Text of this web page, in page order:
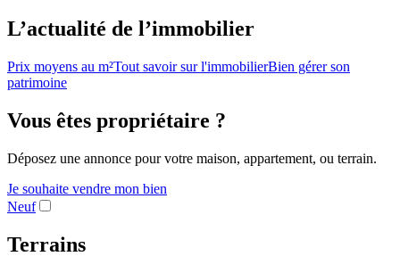
L’actualité de l’immobilier
Prix moyens au m²Tout savoir sur l'immobilierBien gérer son
patrimoine
Vous êtes propriétaire ?
Déposez une annonce pour votre maison, appartement, ou terrain.
Je souhaite vendre mon bien
Neuf
Terrains